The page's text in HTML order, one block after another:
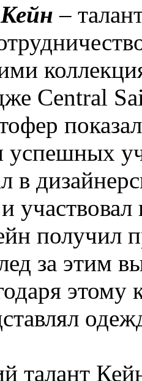
–
Central
успешных
в
получил
за этим
талант